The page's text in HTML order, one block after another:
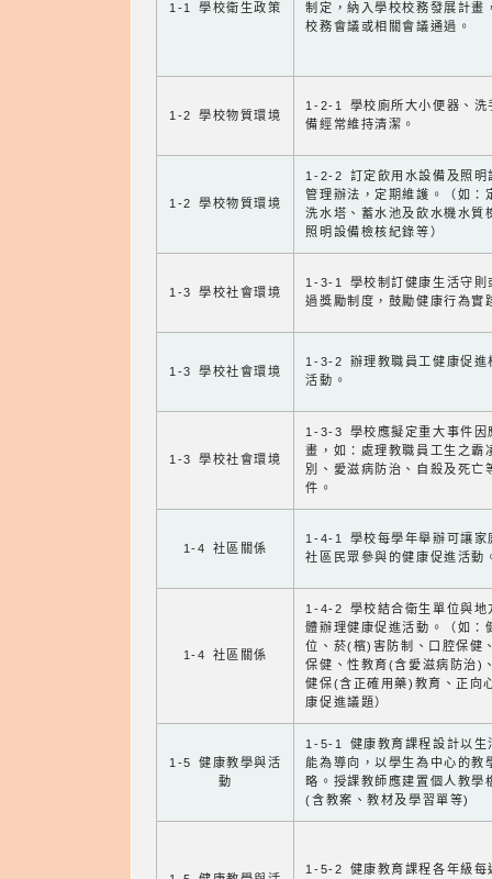
1-1 學校衛生政策
制定，納入學校校務發展計畫
校務會議或相關會議通過。
1-2 學校物質環境
1-2-1 學校廁所大小便器、洗
備經常維持清潔。
1-2 學校物質環境
1-2-2 訂定飲用水設備及照明
管理辦法，定期維護。（如：
洗水塔、蓄水池及飲水機水質
照明設備檢核紀錄等）
1-3 學校社會環境
1-3-1 學校制訂健康生活守則
過獎勵制度，鼓勵健康行為實
1-3 學校社會環境
1-3-2 辦理教職員工健康促進
活動。
1-3 學校社會環境
1-3-3 學校應擬定重大事件因
畫，如：處理教職員工生之霸
別、愛滋病防治、自殺及死亡
件。
1-4 社區關係
1-4-1 學校每學年舉辦可讓家
社區民眾參與的健康促進活動
1-4 社區關係
1-4-2 學校結合衛生單位與地
體辦理健康促進活動。（如：
位、菸(檳)害防制、口腔保健
保健、性教育(含愛滋病防治)
健保(含正確用藥)教育、正向
康促進議題）
1-5 健康教學與活
動
1-5-1 健康教育課程設計以生
能為導向，以學生為中心的教
略。授課教師應建置個人教學
(含教案、教材及學習單等)
1-5-2 健康教育課程各年級每